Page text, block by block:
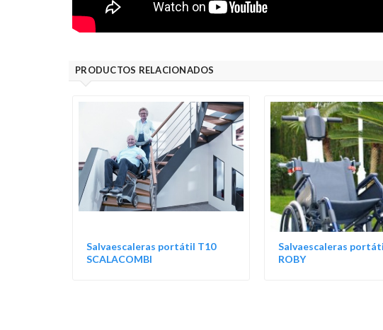
PRODUCTOS RELACIONADOS
Salvaescaleras portátil T10
SCALACOMBI
Salvaescaleras
ROBY